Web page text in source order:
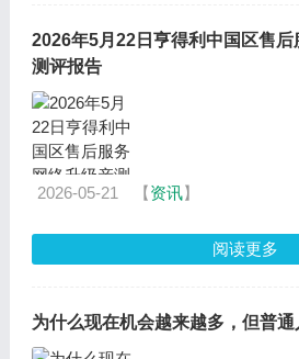
2026年5月22日亨得利中国区售
测评报告
2026-05-21 【资讯】
阅读更多
为什么现在机会越来越多，但普通